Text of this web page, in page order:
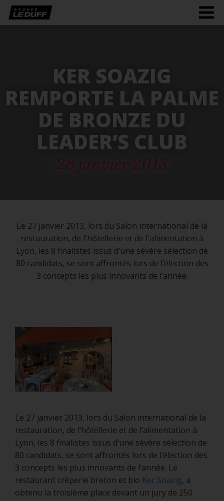
KER SOAZIG
REMPORTE LA PALME
DE BRONZE DU
LEADER’S CLUB
Le 27 janvier 2013, lors du Salon international de la
restauration, de l'hôtellerie et de l'alimentation à
Lyon, les 8 finalistes issus d’une sévère sélection de
80 candidats, se sont affrontés lors de l’élection des
3 concepts les plus innovants de l’année.
Le 27 janvier 2013, lors du Salon international de la
restauration, de l’hôtellerie et de l’alimentation à
Lyon, les 8 finalistes issus d’une sévère sélection de
80 candidats, se sont affrontés lors de l’élection des
3 concepts les plus innovants de l’année. Le
restaurant crêperie breton et bio Ker Soazig, a
obtenu la troisième place devant un jury de 250